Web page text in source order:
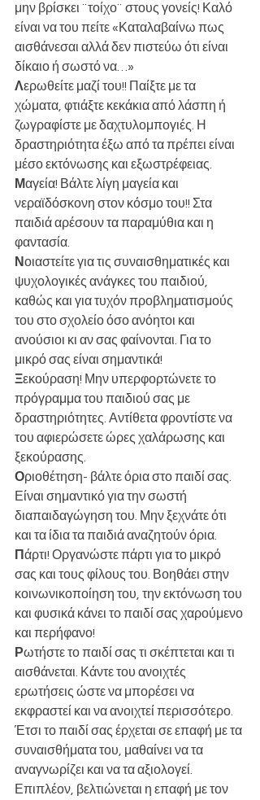
μην βρίσκει ¨τοίχο¨ στους γονείς! Καλό
είναι να του πείτε «Καταλαβαίνω πως
αισθάνεσαι αλλά δεν πιστεύω ότι είναι
δίκαιο ή σωστό να…»
Λερωθείτε μαζί του!! Παίξτε με τα
χώματα, φτιάξτε κεκάκια από λάσπη ή
ζωγραφίστε με δαχτυλομπογιές. Η
δραστηριότητα έξω από τα πρέπει είναι
μέσο εκτόνωσης και εξωστρέφειας.
Μαγεία! Βάλτε λίγη μαγεία και
νεραϊδόσκονη στον κόσμο του!! Στα
παιδιά αρέσουν τα παραμύθια και η
φαντασία.
Νοιαστείτε για τις συναισθηματικές και
ψυχολογικές ανάγκες του παιδιού,
καθώς και για τυχόν προβληματισμούς
του στο σχολείο όσο ανόητοι και
ανούσιοι κι αν σας φαίνονται. Για το
μικρό σας είναι σημαντικά!
Ξεκούραση! Μην υπερφορτώνετε το
πρόγραμμα του παιδιού σας με
δραστηριότητες. Αντίθετα φροντίστε να
του αφιερώσετε ώρες χαλάρωσης και
ξεκούρασης.
Οριοθέτηση- βάλτε όρια στο παιδί σας.
Είναι σημαντικό για την σωστή
διαπαιδαγώγηση του. Μην ξεχνάτε ότι
και τα ίδια τα παιδιά αναζητούν όρια.
Πάρτι! Οργανώστε πάρτι για το μικρό
σας και τους φίλους του. Βοηθάει στην
κοινωνικοποίηση του, την εκτόνωση του
και φυσικά κάνει το παιδί σας χαρούμενο
και περήφανο!
Ρωτήστε το παιδί σας τι σκέπτεται και τι
αισθάνεται. Κάντε του ανοιχτές
ερωτήσεις ώστε να μπορέσει να
εκφραστεί και να ανοιχτεί περισσότερο.
Έτσι το παιδί σας έρχεται σε επαφή με τα
συναισθήματα του, μαθαίνει να τα
αναγνωρίζει και να τα αξιολογεί.
Επιπλέον, βελτιώνεται η επαφή με τον